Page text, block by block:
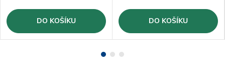
DO KOŠÍKU DO KOŠÍKU